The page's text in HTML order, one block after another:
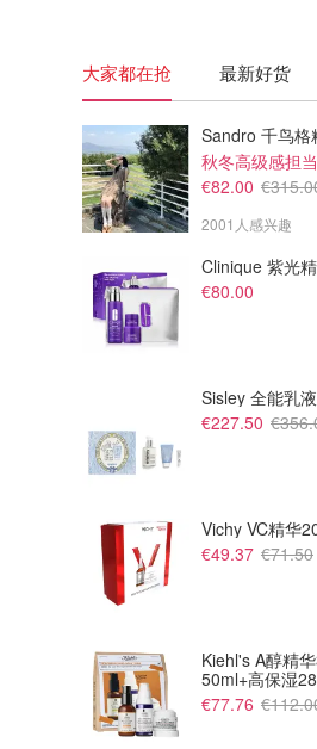
大家都在抢 最新好货
Sandro 千鸟格
秋冬高级感担当
€82.00
2001人感兴趣
Clinique 紫光
€80.00
Sisley 全能乳
€227.50
Vichy VC精华
€49.37 €71.50
Kiehl's A醇精
50ml+高保湿
€77.76